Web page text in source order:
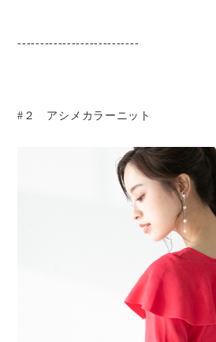
---------------------------
#２ アシメカラーニット